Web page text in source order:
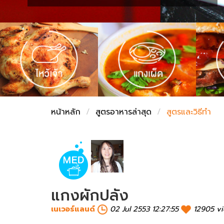
ชั่งตวงเนย
หน้าหลัก สูตรอาหารล่าสุด สูตรและวิธีทำ
แกงผักปลัง
เนเวอร์แลนด์ 02 Jul 2553 12:27:55 12905